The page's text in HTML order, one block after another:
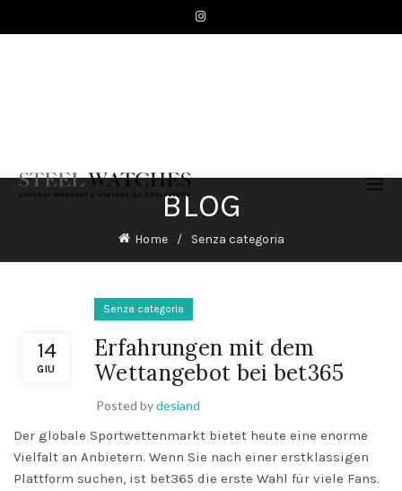
BLOG
Home Senza categoria
14
GIU
Senza categoria
Erfahrungen mit dem
Wettangebot bei bet365
Posted bydesiand
Der globale Sportwettenmarkt bietet heute eine enorme
Vielfalt an Anbietern. Wenn Sie nach einer erstklassigen
Plattform suchen, ist bet365 die erste Wahl für viele Fans.